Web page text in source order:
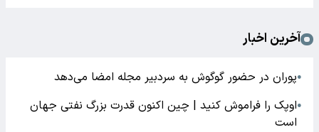
آخرین اخبار
●پوران در حضور گوگوش به سردبیر مجله امضا می‌دهد
●اوپک را فراموش کنید | چین اکنون قدرت بزرگ نفتی جهان
است